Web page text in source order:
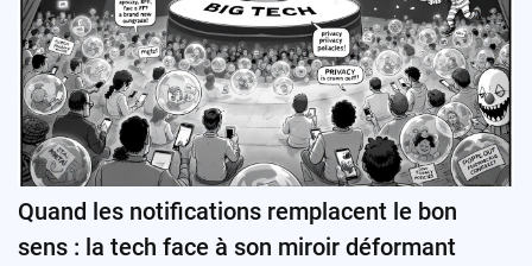
Quand les notifications remplacent le bon
sens : la tech face à son miroir déformant